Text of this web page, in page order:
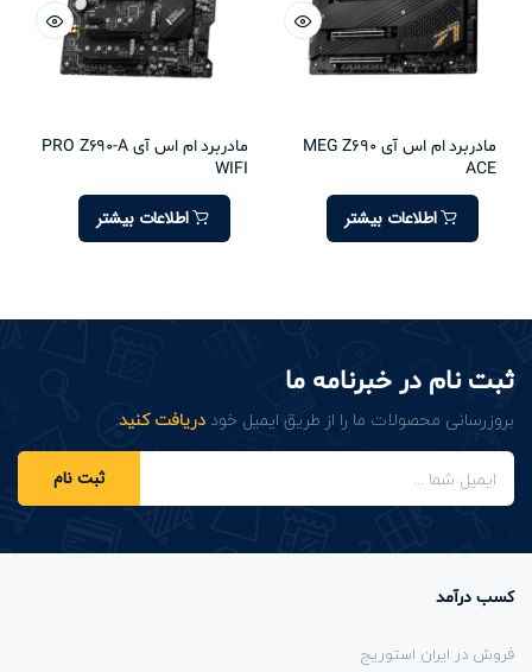
مادربرد ام اس آی MEG Z690
ACE
اطلاعات بیشتر
مادربرد ام اس آی PRO Z690-A
WIFI
اطلاعات بیشتر
ثبت نام در خبرنامه ما
بروزرسانی محصولات ما را از طریق ایمیل خود دریافت کنید.
ثبت نام
کسب درآمد
فروش در ایران استوریج